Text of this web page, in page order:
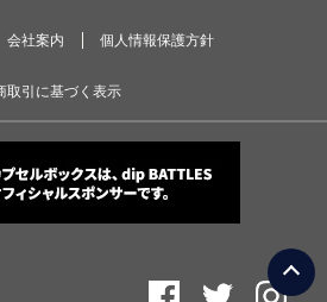
会社案内 個人情報保護方針
取引に基づく表示